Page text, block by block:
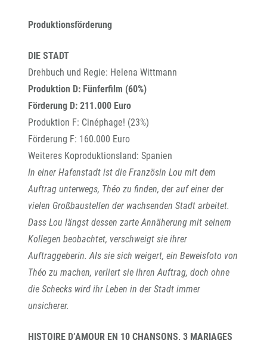
Produktionsförderung
DIE STADT
Drehbuch und Regie: Helena Wittmann
Produktion D: Fünferfilm (60%)
Förderung D: 211.000 Euro
Produktion F: Cinéphage! (23%)
Förderung F: 160.000 Euro
Weiteres Koproduktionsland: Spanien
In einer Hafenstadt ist die Französin Lou mit dem
Auftrag unterwegs, Théo zu finden, der auf einer der
vielen Großbaustellen der wachsenden Stadt arbeitet.
Dass Lou längst dessen zarte Annäherung mit seinem
Kollegen beobachtet, verschweigt sie ihrer
Auftraggeberin. Als sie sich weigert, ein Beweisfoto von
Théo zu machen, verliert sie ihren Auftrag, doch ohne
die Schecks wird ihr Leben in der Stadt immer
unsicherer.
HISTOIRE D’AMOUR EN 10 CHANSONS, 3 MARIAGES